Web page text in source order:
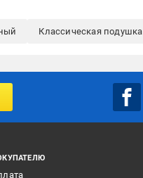
Классическая подушка